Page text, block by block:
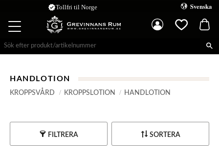
Meny
verifiedTollfri til Norge Svenska
HANDLOTION
KROPPSVÅRD KROPPSLOTION HANDLOTION
FILTRERA SORTERA